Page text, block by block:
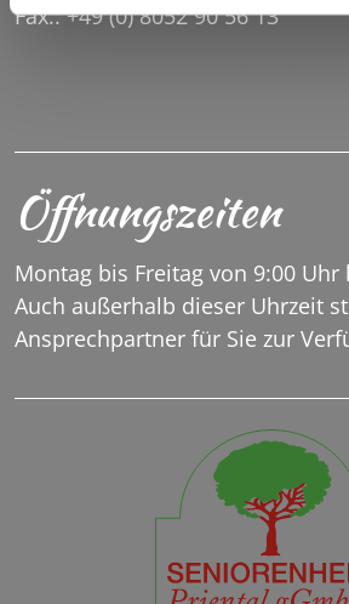
Fax.: +49 (0) 8052 90 56 13
Öffnungszeiten
Montag bis Freitag von 9:00 Uhr
Auch außerhalb dieser Uhrzeit
Ansprechpartner für Sie zur